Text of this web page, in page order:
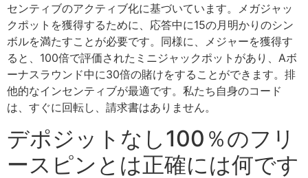
センティブのアクティブ化に基づいています。メガジャッ
クポットを獲得するために、応答中に15の月明かりのシン
ボルを満たすことが必要です。同様に、メジャーを獲得す
ると、100倍で評価されたミニジャックポットがあり、Aボ
ーナスラウンド中に30倍の賭けをすることができます。排
他的なインセンティブが最適です。私たち自身のコード
は、すぐに回転し、請求書はありません。
デポジットなし100％のフリ
ースピンとは正確には何です